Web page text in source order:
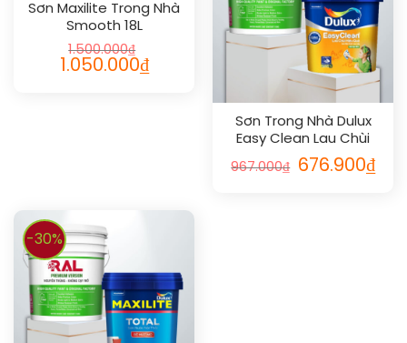
Sơn Maxilite Trong Nhà
Smooth 18L
1.500.000₫
1.050.000₫
Sơn Trong Nhà Dulux
Easy Clean Lau Chùi
Vượt Bậc 5L
967.000₫ 676.900₫
-30%